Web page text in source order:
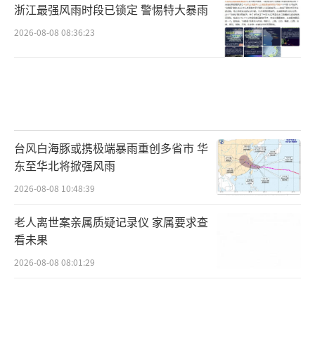
浙江最强风雨时段已锁定 警惕特大暴雨
2026-08-08 08:36:23
台风白海豚或携极端暴雨重创多省市 华
东至华北将掀强风雨
2026-08-08 10:48:39
老人离世案亲属质疑记录仪 家属要求查
看未果
2026-08-08 08:01:29